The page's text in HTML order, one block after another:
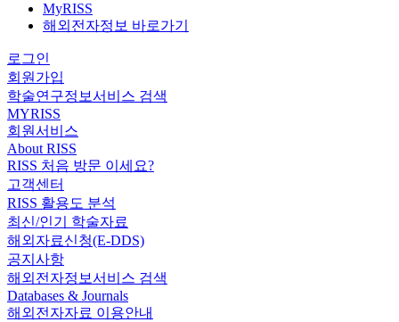
MyRISS
해외전자정보 바로가기
로그인
회원가입
학술연구정보서비스 검색
MYRISS
회원서비스
About RISS
RISS 처음 방문 이세요?
고객센터
RISS 활용도 분석
최신/인기 학술자료
해외자료신청(E-DDS)
공지사항
해외전자정보서비스 검색
Databases & Journals
해외전자자료 이용안내